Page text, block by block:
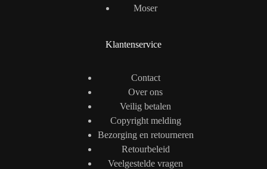
Moser
Klantenservice
Contact
Over ons
Veilig betalen
Copyright melding
Bezorging en retourneren
Retourbeleid
Veelgestelde vragen